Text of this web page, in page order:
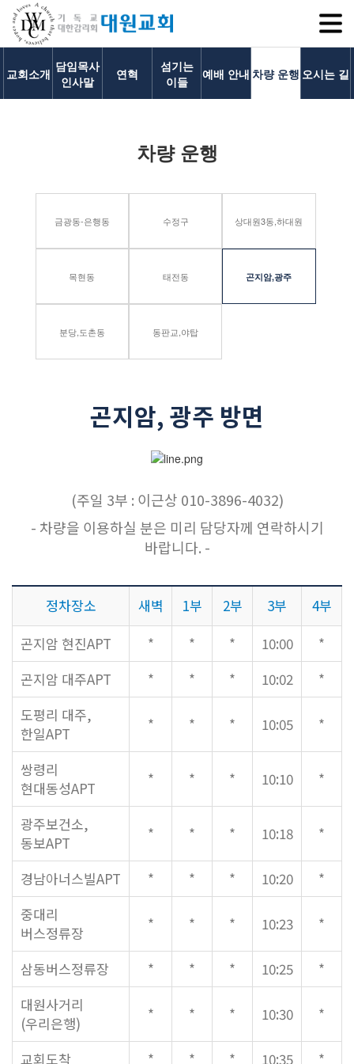
담임목사 인사말
2010~2019
2020~2023
교역자
상대원3동,하대원
목현동
곤지암,광주
분당,도촌동
동판교,야탑
오시는 길
말씀과 찬양
주일설교
Hiel Worship
교육과 훈련
교회학교
영아부
유치부
유년부
초등부
청소년부
대원 어와나 클럽
교회소개 담임목사
인사말
연혁
섬기는
이들
예배 안내 차량 운행 오시는 길
차량 운행
금광동-은행동 수정구 상대원3동,하대원
목현동 태전동 곤지암,광주
분당,도촌동 동판교,야탑
곤지암, 광주 방면
(주일 3부 : 이근상 010-3896-4032)
- 차량을 이용하실 분은 미리 담당자께 연락하시기
바랍니다. -
정차장소 새벽 1부 2부 3부
4부
곤지암 현진APT
* * * 10:00
*
곤지암 대주APT
* * * 10:02
*
도평리 대주,
한일APT
* * * 10:05 *
쌍령리
현대동성APT
* * * 10:10 *
광주보건소,
동보APT
* * * 10:18 *
경남아너스빌APT * * * 10:20
*
중대리
버스정류장
* * * 10:23 *
삼동버스정류장 * * * 10:25
*
대원사거리
(우리은행)
* * * 10:30 *
교회도착 * * * 10:35 *